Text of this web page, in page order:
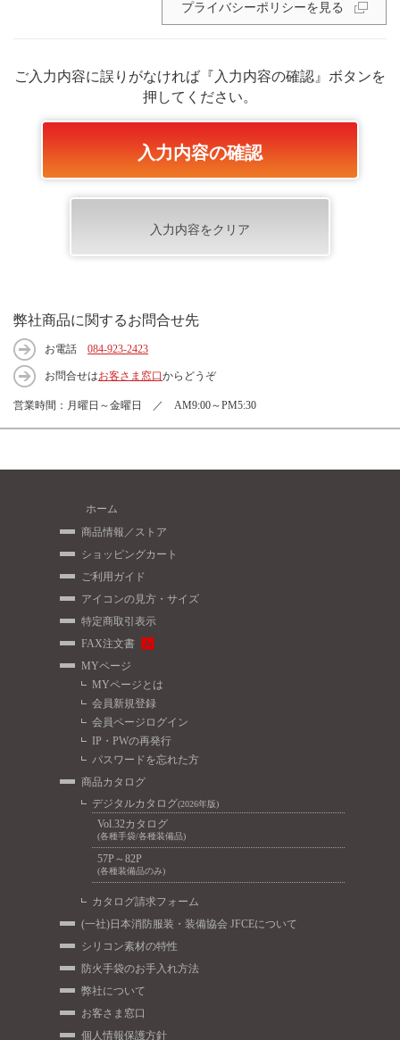
プライバシーポリシーを見る
ご入力内容に誤りがなければ『入力内容の確認』ボタンを
押してください。
弊社商品に関するお問合せ先
お電話 084-923-2423
お問合せはお客さま窓口からどうぞ
営業時間：月曜日～金曜日 ／ AM9:00～PM5:30
ホーム
商品情報／ストア
ショッピングカート
ご利用ガイド
アイコンの見方・サイズ
特定商取引表示
FAX注文書
MYページ
MYページとは
会員新規登録
会員ページログイン
IP・PWの再発行
パスワードを忘れた方
商品カタログ
デジタルカタログ(2026年版)
Vol.32カタログ
(各種手袋/各種装備品)
57P～82P
(各種装備品のみ)
カタログ請求フォーム
(一社)日本消防服装・装備協会 JFCEについて
シリコン素材の特性
防火手袋のお手入れ方法
弊社について
お客さま窓口
個人情報保護方針